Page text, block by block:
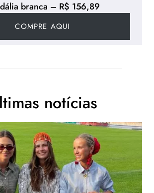
branca – R$ 156,89
COMPRE AQUI
notícias